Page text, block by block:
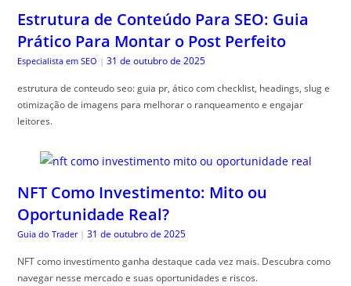
Estrutura de Conteúdo Para SEO: Guia
Prático Para Montar o Post Perfeito
Especialista em SEO | 31 de outubro de 2025
estrutura de conteudo seo: guia pr, ático com checklist, headings, slug e
otimização de imagens para melhorar o ranqueamento e engajar
leitores.
NFT Como Investimento: Mito ou
Oportunidade Real?
Guia do Trader | 31 de outubro de 2025
NFT como investimento ganha destaque cada vez mais. Descubra como
navegar nesse mercado e suas oportunidades e riscos.